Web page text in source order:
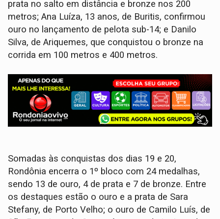
prata no salto em distância e bronze nos 200
metros; Ana Luíza, 13 anos, de Buritis, confirmou
ouro no lançamento de pelota sub-14; e Danilo
Silva, de Ariquemes, que conquistou o bronze na
corrida em 100 metros e 400 metros.
Somadas às conquistas dos dias 19 e 20,
Rondônia encerra o 1º bloco com 24 medalhas,
sendo 13 de ouro, 4 de prata e 7 de bronze. Entre
os destaques estão o ouro e a prata de Sara
Stefany, de Porto Velho; o ouro de Camilo Luís, de